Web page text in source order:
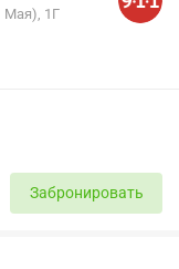
Мая), 1Г
Забронировать